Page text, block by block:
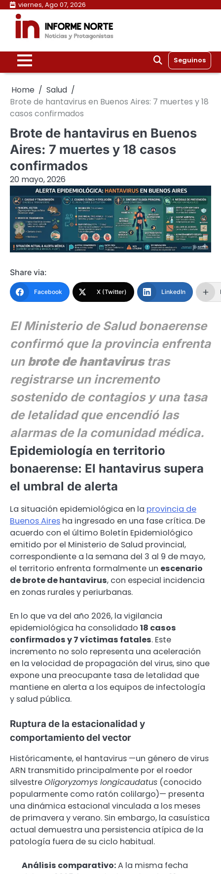
Skip
content
viernes, Ago 07, 2026
Seguinos
Home
Salud
Brote de hantavirus en Buenos Aires: 7 muertes y 18
casos confirmados
Brote de hantavirus en Buenos
Aires: 7 muertes y 18 casos
confirmados
20 mayo, 2026
Share via:
Facebook X (Twitter) LinkedIn
El Ministerio de Salud bonaerense
confirmó que la provincia enfrenta
un brote de hantavirustras
registrarse un incremento
sostenido de contagios y una tasa
de letalidad que encendió las
alarmas de la comunidad médica.
Epidemiología en territorio
bonaerense: El hantavirus supera
el umbral de alerta
La situación epidemiológica en la provincia de
Buenos Aires ha ingresado en una fase crítica. De
acuerdo con el último Boletín Epidemiológico
emitido por el Ministerio de Salud provincial,
correspondiente a la semana del 3 al 9 de mayo,
el territorio enfrenta formalmente un escenario
de brote de hantavirus, con especial incidencia
en zonas rurales y periurbanas.
En lo que va del año 2026, la vigilancia
epidemiológica ha consolidado 18 casos
confirmados y 7 víctimas fatales. Este
incremento no solo representa una aceleración
en la velocidad de propagación del virus, sino que
expone una preocupante tasa de letalidad que
mantiene en alerta a los equipos de infectología
y salud pública.
Ruptura de la estacionalidad y
comportamiento del vector
Históricamente, el hantavirus —un género de virus
ARN transmitido principalmente por el roedor
silvestreOligoryzomys longicaudatus (conocido
popularmente como ratón colilargo)— presenta
una dinámica estacional vinculada a los meses
de primavera y verano. Sin embargo, la casuística
actual demuestra una persistencia atípica de la
patología fuera de su ciclo habitual.
Análisis comparativo:A la misma fecha